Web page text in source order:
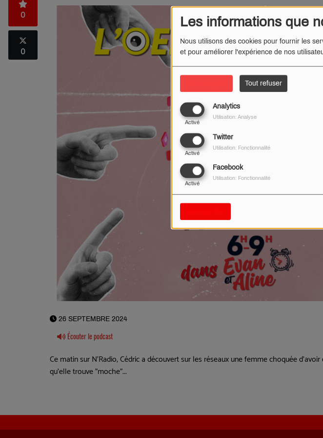
Les informations que
Nous utilisons des cookies pour fournir les
et pour améliorer l'expérience de nos
Tout refuser
Analytics
Activé
Utilisation: Analyse
Twitter
Activé
Utilisation: Fonctionnalité
Facebook
Activé
Utilisation: Fonctionnalité
0
0
26 SEPTEMBRE 2024
Écouter le podcast
Ce matin sur N'Radio, Cédric a découvert sur les réseaux une femme choquée
qu'elle trouve "moche"...